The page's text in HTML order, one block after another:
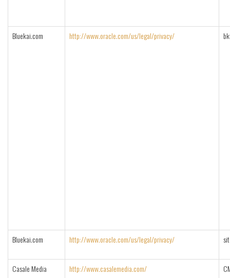
Bluekai.com http://www.oracle.com/us/legal/privacy/
Bluekai.com http://www.oracle.com/us/legal/privacy/
Casale Media http://www.casalemedia.com/